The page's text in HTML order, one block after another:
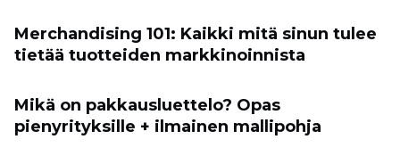
Merchandising 101: Kaikki mitä sinun tulee
tietää tuotteiden markkinoinnista
Mikä on pakkausluettelo? Opas
pienyrityksille + ilmainen mallipohja